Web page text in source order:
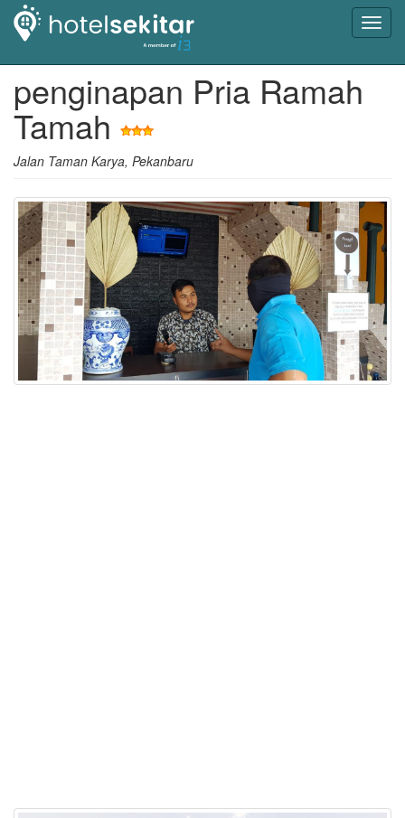
penginapan Pria Ramah
Tamah
Jalan Taman Karya, Pekanbaru